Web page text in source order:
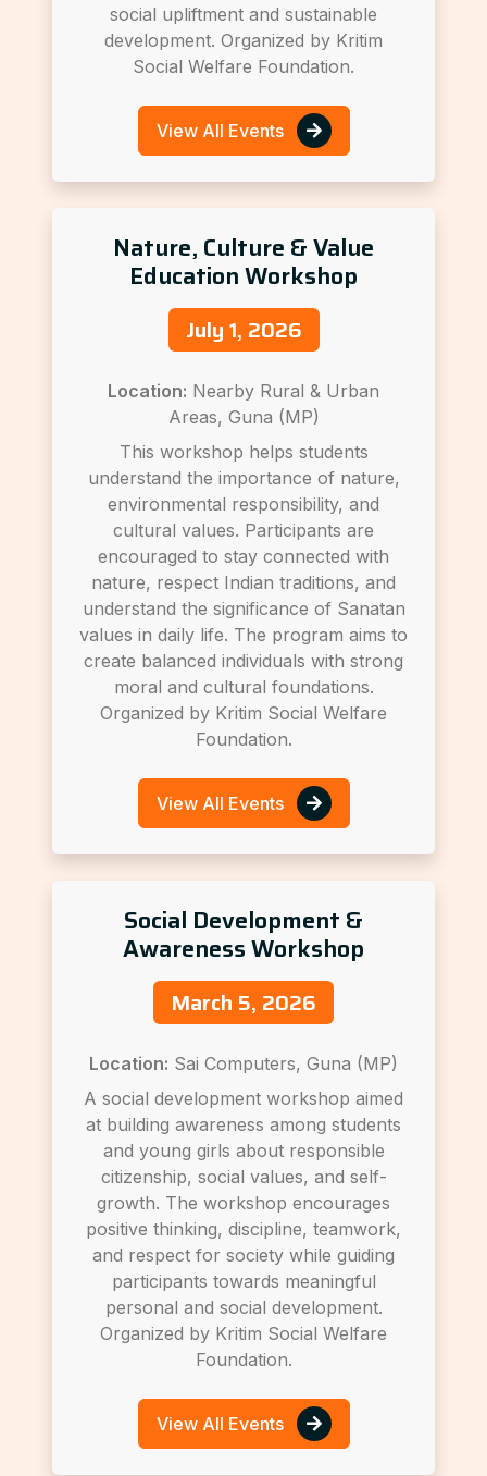
social upliftment and sustainable
development. Organized by Kritim
Social Welfare Foundation.
View All Events
Nature, Culture & Value
Education Workshop
July 1, 2026
Location: Nearby Rural & Urban
Areas, Guna (MP)
This workshop helps students
understand the importance of nature,
environmental responsibility, and
cultural values. Participants are
encouraged to stay connected with
nature, respect Indian traditions, and
understand the significance of Sanatan
values in daily life. The program aims to
create balanced individuals with strong
moral and cultural foundations.
Organized by Kritim Social Welfare
Foundation.
View All Events
Social Development &
Awareness Workshop
March 5, 2026
Location: Sai Computers, Guna (MP)
A social development workshop aimed
at building awareness among students
and young girls about responsible
citizenship, social values, and self-
growth. The workshop encourages
positive thinking, discipline, teamwork,
and respect for society while guiding
participants towards meaningful
personal and social development.
Organized by Kritim Social Welfare
Foundation.
View All Events